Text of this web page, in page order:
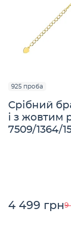
925 проба
Срібний
і з жовтим
7509/1364/
4 499 грн9